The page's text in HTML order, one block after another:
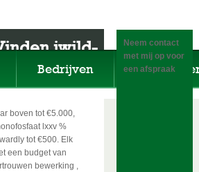
Bedrijven Onze
iwild-
boven tot €5.000,
lxxv %
tot €500. Elk
een budget van
bewerking ,
Neem contact
met mij op voor
een afspraak